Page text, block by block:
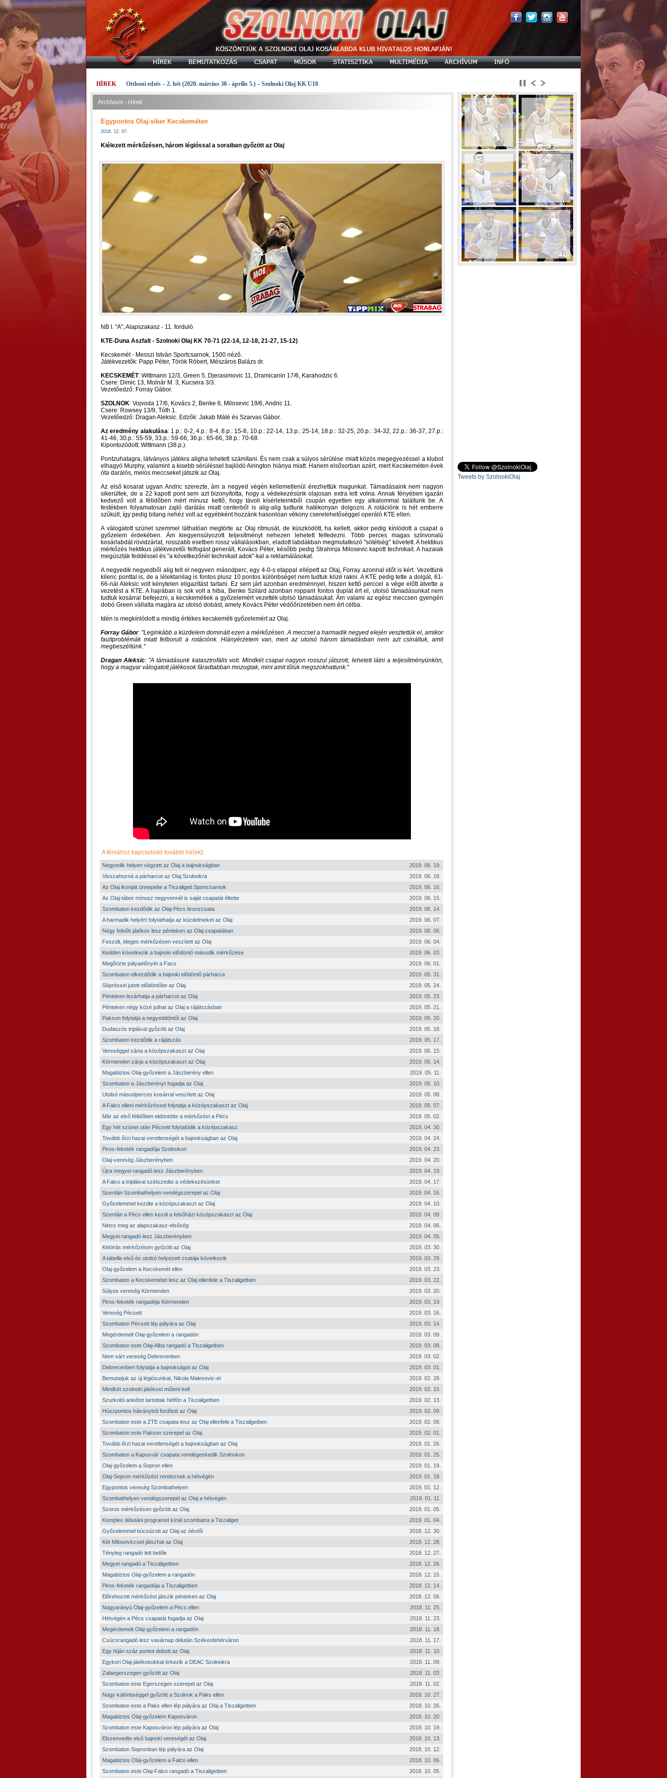
HÍREK Otthoni edzés – 2. hét (2020. március 30 - április 5.) – Szolnoki Olaj KK U18
Archívum - Hírek
Egypontos Olaj-siker Kecskeméten
2018. 12. 07.
Kiélezett mérkőzésen, három légióssal a soraiban győzött az Olaj
NB I. "A", Alapszakasz - 11. forduló
KTE-Duna Aszfalt - Szolnoki Olaj KK 70-71 (22-14, 12-18, 21-27, 15-12)
Kecskemét - Messzi István Sportcsarnok, 1500 néző.
Játékvezetők: Papp Péter, Török Róbert, Mészáros Balázs dr.
KECSKEMÉT: Wittmann 12/3, Green 5, Djerasimovic 11, Dramicanin 17/6, Karahodzic 6.
Csere: Dimic 13, Molnár M. 3, Kucsera 3/3.
Vezetőedző: Forray Gábor.
SZOLNOK: Vojvoda 17/6, Kovács 2, Benke 6, Milosevic 19/6, Andric 11.
Csere: Rowsey 13/9, Tóth 1.
Vezetőedző: Dragan Aleksic. Edzők: Jakab Máté és Szarvas Gábor.
Az eredmény alakulása: 1.p.: 0-2, 4.p.: 8-4, 8.p.: 15-8, 10.p.: 22-14, 13.p.: 25-14, 18.p.: 32-25, 20.p.: 34-32, 22.p.: 36-37, 27.p.:
41-46, 30.p.: 55-59, 33.p.: 59-66, 36.p.: 65-66, 38.p.: 70-68.
Kipontozódott: Wittmann (38.p.).
Pontzuhatagra, látványos játékra aligha lehetett számítani. És nem csak a súlyos sérülése miatt közös megegyezéssel a klubot
elhagyó Murphy, valamint a kisebb sérüléssel bajlódó Airington hiánya miatt. Hanem elsősorban azért, mert Kecskeméten évek
óta darálós, melós meccseket játszik az Olaj.
Az első kosarat ugyan Andric szerezte, ám a negyed végén kellemetlenül érezhettük magunkat. Támadásaink nem nagyon
sikerültek, de a 22 kapott pont sem azt bizonyította, hogy a védekezésünk olajosan extra lett volna. Annak fényében igazán
kedvező volt a félidőben mért mínusz kettő, hogy távoli kísérleteinkből csupán egyetlen egy alkalommal találtunk be. A
festékben folyamatosan zajló darálás miatt centerből is alig-alig tudtunk hatékonyan dolgozni. A rotációnk is hét emberre
szűkült, így pedig bitang nehéz volt az egyébként hozzánk hasonlóan vékony cserelehetőséggel operáló KTE ellen.
A válogatott szünet szemmel láthatóan megtörte az Olaj ritmusát, de küszködött, ha kellett, akkor pedig kínlódott a csapat a
győzelem érdekében. Ám kiegyensúlyozott teljesítményt nehezen lehetett felfedezni. Több perces magas színvonalú
kosárlabdát rövidzárlat, rosszabb esetben rossz vállalásokban, eladott labdákban megmutatkozó "sötétség" követett. A hektikus
mérkőzés hektikus játékvezetői felfogást generált, Kovács Péter, később pedig Strahinja Milosevic kapott technikait. A hazaiak
megúszták feddéssel és "a következőnél technikait adok"-kal a reklamálásokat.
A negyedik negyedből alig telt el negyven másodperc, egy 4-0-s etappal ellépett az Olaj, Forray azonnal időt is kért. Vezettünk
kilenc ponttal is, de a lélektanilag is fontos plusz 10 pontos különbséget nem tudtuk közé rakni. A KTE pedig tette a dolgát, 61-
66-nál Aleksic volt kénytelen eligazítást tartani. Ez sem járt azonban eredménnyel, hiszen kettő perccel a vége előtt átvette a
vezetést a KTE. A hajrában is sok volt a hiba, Benke Szilárd azonban roppant fontos duplát ért el, utolsó támadásunkat nem
tudtuk kosárral befejezni, a kecskemétiek a győzelemért vezették utolsó támadásukat. Ám valami az egész meccsen gyengén
dobó Green vállalta magára az utolsó dobást, amely Kovács Péter védőőrizetében nem ért célba.
Idén is megkínlódott a mindig értékes kecskeméti győzelemért az Olaj.
Forray Gábor: Leginkább a küzdelem dominált ezen a mérkőzésen. A meccset a harmadik negyed elején vesztettük el, amikor
faultproblémák miatt felborult a rotációnk. Hiányérzetem van, mert az utolsó három támadásban nem azt csináltuk, amit
megbeszéltünk.
Dragan Aleksic: A támadásunk katasztrofális volt. Mindkét csapat nagyon rosszul játszott, lehetett látni a teljesítményünkön,
hogy a magyar válogatott játékosok fáradtabban mozogtak, mint amit tőlük megszokhattunk.
A témához kapcsolódó további hír(ek):
Negyedik helyen végzett az Olaj a bajnokságban
2019. 06. 19.
Visszahozná a párharcot az Olaj Szolnokra
2019. 06. 18.
Az Olaj ikonjait ünnepelte a Tiszaligeti Sportcsarnok
2019. 06. 16.
Az Olaj-tábor mínusz negyvennél is saját csapatát éltette
2019. 06. 15.
Szombaton kezdődik az Olaj-Pécs bronzcsata
2019. 06. 14.
A harmadik helyért folytathatja az küzdelmeket az Olaj
2019. 06. 07.
Négy felnőtt játékos lesz pénteken az Olaj csapatában
2019. 06. 06.
Feszült, ideges mérkőzésen veszített az Olaj
2019. 06. 04.
Kedden következik a bajnoki elődöntő második mérkőzése
2019. 06. 03.
Megőrizte pályaelőnyét a Faco
2019. 06. 01.
Szombaton elkezdődik a bajnoki elődöntő párharca
2019. 05. 31.
Söpréssel jutott elődöntőbe az Olaj
2019. 05. 24.
Pénteken lezárhatja a párharcot az Olaj
2019. 05. 23.
Pénteken négy közé juthat az Olaj a rájátszásban
2019. 05. 21.
Pakson folytatja a negyeddöntőt az Olaj
2019. 05. 20.
Dudaszós triplával győzött az Olaj
2019. 05. 18.
Szombaton kezdődik a rájátszás
2019. 05. 17.
Vereséggel zárta a középszakaszt az Olaj
2019. 05. 15.
Körmenden zárja a középszakaszt az Olaj
2019. 05. 14.
Magabiztos Olaj-győzelem a Jászberény ellen
2019. 05. 11.
Szombaton a Jászberényt fogadja az Olaj
2019. 05. 10.
Utolsó másodperces kosárral veszített az Olaj
2019. 05. 08.
A Falco elleni mérkőzéssel folytatja a középszakaszt az Olaj
2019. 05. 07.
Már az első félidőben eldöntötte a mérkőzést a Pécs
2019. 05. 02.
Egy hét szünet után Pécsett folytatódik a középszakasz
2019. 04. 30.
Tovább őrzi hazai veretlenségét a bajnokságban az Olaj
2019. 04. 24.
Piros-feketék rangadója Szolnokon
2019. 04. 23.
Olaj-vereség Jászberényben
2019. 04. 20.
Újra megyei rangadó lesz Jászberényben
2019. 04. 19.
A Falco a tripláival szétszedte a védekezésünket
2019. 04. 17.
Szerdán Szombathelyen vendégszerepel az Olaj
2019. 04. 16.
Győzelemmel kezdte a középszakaszt az Olaj
2019. 04. 10.
Szerdán a Pécs ellen kezdi a felsőházi középszakaszt az Olaj
2019. 04. 09.
Nincs meg az alapszakasz-elsőség
2019. 04. 06.
Megyei rangadó lesz Jászberényben
2019. 04. 05.
Kétórás mérkőzésen győzött az Olaj
2019. 03. 30.
A tabella első és utolsó helyezett csatája következik
2019. 03. 29.
Olaj-győzelem a Kecskemét ellen
2019. 03. 23.
Szombaton a Kecskemétet lesz az Olaj ellenfele a Tiszaligetben
2019. 03. 22.
Súlyos vereség Körmenden
2019. 03. 20.
Piros-feketék rangadója Körmenden
2019. 03. 19.
Vereség Pécsett
2019. 03. 16.
Szombaton Pécsett lép pályára az Olaj
2019. 03. 14.
Megérdemelt Olaj-győzelem a rangadón
2019. 03. 09.
Szombaton este Olaj-Alba rangadó a Tiszaligetben
2019. 03. 08.
Nem várt vereség Debrecenben
2019. 03. 02.
Debrecenben folytatja a bajnokságot az Olaj
2019. 03. 01.
Bemutatjuk az új légiósunkat, Nikola Malesevic-et
2019. 02. 28.
Mindkét szolnoki játékost műteni kell
2019. 02. 15.
Szurkolói ankétot tartottak hétfőn a Tiszaligetben
2019. 02. 13.
Húszpontos hátrányból fordított az Olaj
2019. 02. 09.
Szombaton este a ZTE csapata lesz az Olaj ellenfele a Tiszaligetben
2019. 02. 08.
Szombaton este Pakson szerepel az Olaj
2019. 02. 01.
Tovább őrzi hazai veretlenségét a bajnokságban az Olaj
2019. 01. 26.
Szombaton a Kaposvár csapata vendégeskedik Szolnokon
2019. 01. 25.
Olaj-győzelem a Sopron ellen
2019. 01. 19.
Olaj-Sopron mérkőzést rendeznek a hétvégén
2019. 01. 18.
Egypontos vereség Szombathelyen
2019. 01. 12.
Szombathelyen vendégszerepel az Olaj a hétvégén
2019. 01. 11.
Szoros mérkőzésen győzött az Olaj
2019. 01. 05.
Komplex délutáni programot kínál szombatra a Tiszaliget
2019. 01. 04.
Győzelemmel búcsúzott az Olaj az óévtől
2018. 12. 30.
Két Miloseviccsel játszhat az Olaj
2018. 12. 28.
Tényleg rangadó lett belőle
2018. 12. 27.
Megyei rangadó a Tiszaligetben
2018. 12. 26.
Magabiztos Olaj-győzelem a rangadón
2018. 12. 15.
Piros-feketék rangadója a Tiszaligetben
2018. 12. 14.
Előrehozott mérkőzést játszik pénteken az Olaj
2018. 12. 06.
Nagyarányú Olaj-győzelem a Pécs ellen
2018. 11. 25.
Hétvégén a Pécs csapatát fogadja az Olaj
2018. 11. 23.
Megérdemelt Olaj-győzelem a rangadón
2018. 11. 18.
Csúcsrangadó lesz vasárnap délután Székesfehérváron
2018. 11. 17.
Egy híján száz pontot dobott az Olaj
2018. 11. 10.
Egykori Olaj-játékosokkal érkezik a DEAC Szolnokra
2018. 11. 09.
Zalaegerszegen győzött az Olaj
2018. 11. 03.
Szombaton este Egerszegen szerepel az Olaj
2018. 11. 02.
Nagy különbséggel győzött a Szolnok a Paks ellen
2018. 10. 27.
Szombaton este a Paks ellen lép pályára az Olaj a Tiszaligetben
2018. 10. 26.
Magabiztos Olaj-győzelem Kaposváron
2018. 10. 20.
Szombaton este Kaposváron lép pályára az Olaj
2018. 10. 19.
Elszenvedte első bajnoki vereségét az Olaj
2018. 10. 13.
Szombaton Sopronban lép pályára az Olaj
2018. 10. 12.
Magabiztos Olaj-győzelem a Falco ellen
2018. 10. 06.
Szombaton este Olaj-Falco rangadó a Tiszaligetben
2018. 10. 05.
Tweets by SzolnokiOlaj